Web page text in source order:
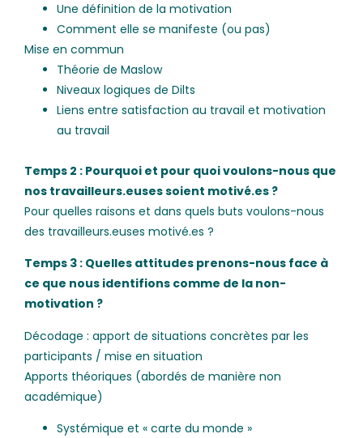
Une définition de la motivation
Comment elle se manifeste (ou pas)
Mise en commun
Théorie de Maslow
Niveaux logiques de Dilts
Liens entre satisfaction au travail et motivation
au travail
Temps 2 : Pourquoi et pour quoi voulons-nous que
nos travailleurs.euses soient motivé.es ?
Pour quelles raisons et dans quels buts voulons-nous
des travailleurs.euses motivé.es ?
Temps 3 : Quelles attitudes prenons-nous face à
ce que nous identifions comme de la non-
motivation ?
Décodage : apport de situations concrètes par les
participants / mise en situation
Apports théoriques (abordés de manière non
académique)
Systémique et « carte du monde »